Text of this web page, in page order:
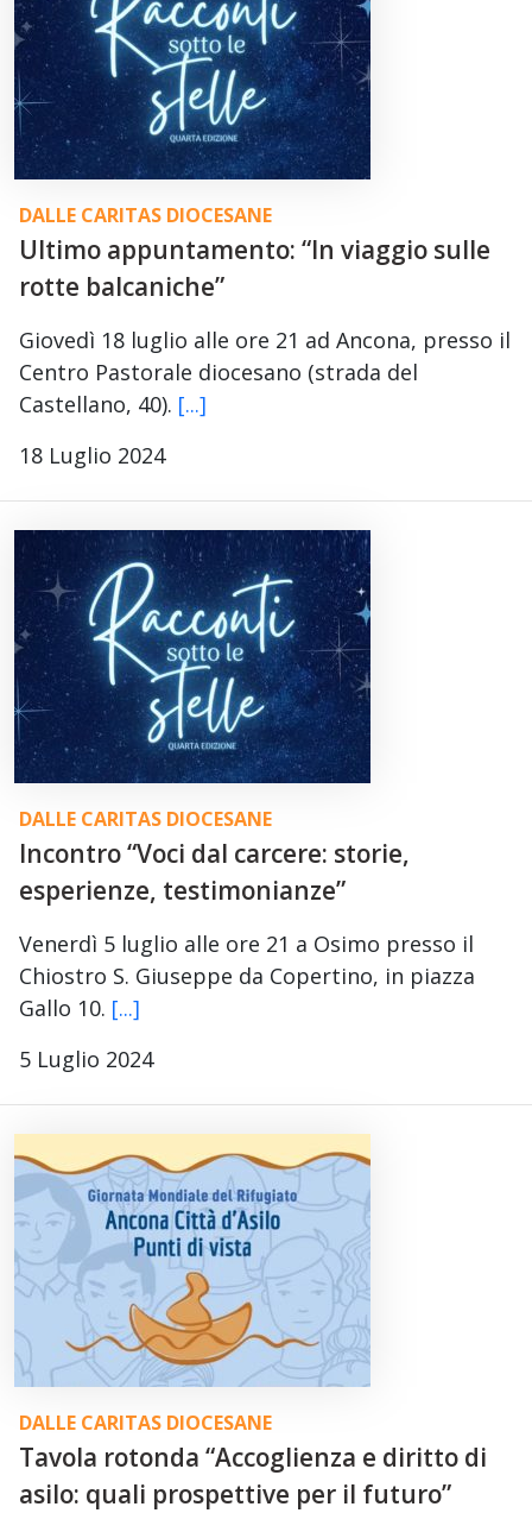
DALLE CARITAS DIOCESANE
Ultimo appuntamento: “In viaggio sulle
rotte balcaniche”
Giovedì 18 luglio alle ore 21 ad Ancona, presso il
Centro Pastorale diocesano (strada del
Castellano, 40). [...]
18 Luglio 2024
DALLE CARITAS DIOCESANE
Incontro “Voci dal carcere: storie,
esperienze, testimonianze”
Venerdì 5 luglio alle ore 21 a Osimo presso il
Chiostro S. Giuseppe da Copertino, in piazza
Gallo 10. [...]
5 Luglio 2024
DALLE CARITAS DIOCESANE
Tavola rotonda “Accoglienza e diritto di
asilo: quali prospettive per il futuro”